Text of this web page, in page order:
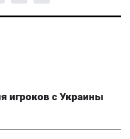
игроков с Украины